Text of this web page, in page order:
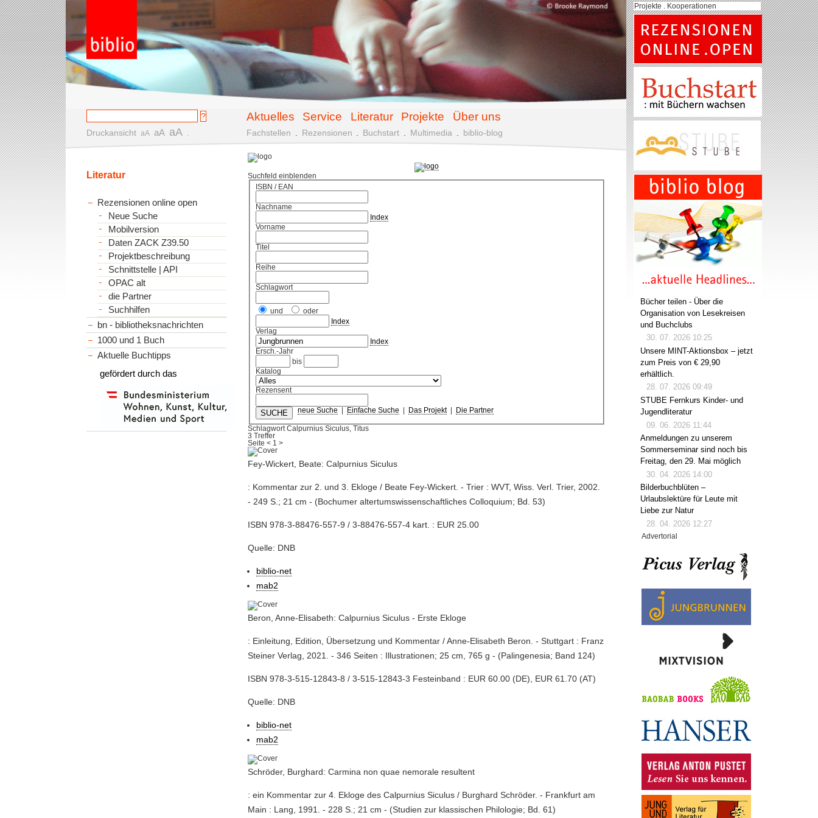
Aktuelles Service Literatur Projekte Über uns
Druckansicht aA aA aA Fachstellen Rezensionen Buchstart Multimedia biblio-blog
Suchfeld einblenden
ISBN / EAN
Nachname
Index
Vorname
Titel
Reihe
Schlagwort
und
oder
Index
Verlag
Index
Ersch.-Jahr
bis
Katalog
Rezensent
neue Suche Einfache Suche Das Projekt| Die Partner
Schlagwort Calpurnius Siculus, Titus
3 Treffer
Seite< 1 >
Fey-Wickert, Beate: Calpurnius Siculus
: Kommentar zur 2. und 3. Ekloge / Beate Fey-Wickert. - Trier : WVT, Wiss. Verl. Trier, 2002.
- 249 S.; 21 cm - (Bochumer altertumswissenschaftliches Colloquium; Bd. 53)
ISBN 978-3-88476-557-9 / 3-88476-557-4 kart. : EUR 25.00
Quelle: DNB
biblio-net
mab2
Beron, Anne-Elisabeth: Calpurnius Siculus - Erste Ekloge
: Einleitung, Edition, Übersetzung und Kommentar / Anne-Elisabeth Beron. - Stuttgart : Franz
Steiner Verlag, 2021. - 346 Seiten : Illustrationen; 25 cm, 765 g - (Palingenesia; Band 124)
ISBN 978-3-515-12843-8 / 3-515-12843-3 Festeinband : EUR 60.00 (DE), EUR 61.70 (AT)
Quelle: DNB
biblio-net
mab2
Schröder, Burghard: Carmina non quae nemorale resultent
: ein Kommentar zur 4. Ekloge des Calpurnius Siculus / Burghard Schröder. - Frankfurt am
Main : Lang, 1991. - 228 S.; 21 cm - (Studien zur klassischen Philologie; Bd. 61)
Literatur
Rezensionen online open
Neue Suche
Mobilversion
Daten ZACK Z39.50
Projektbeschreibung
Schnittstelle | API
OPAC alt
die Partner
Suchhilfen
bn - bibliotheksnachrichten
1000 und 1 Buch
Aktuelle Buchtipps
gefördert durch das
Projekte . Kooperationen
Bücher teilen - Über die
Organisation von Lesekreisen
und Buchclubs
30. 07. 2026 10:25
Unsere MINT-Aktionsbox – jetzt
zum Preis von € 29,90
erhältlich.
28. 07. 2026 09:49
STUBE Fernkurs Kinder- und
Jugendliteratur
09. 06. 2026 11:44
Anmeldungen zu unserem
Sommerseminar sind noch bis
Freitag, den 29. Mai möglich
30. 04. 2026 14:00
Bilderbuchblüten –
Urlaubslektüre für Leute mit
Liebe zur Natur
28. 04. 2026 12:27
Advertorial